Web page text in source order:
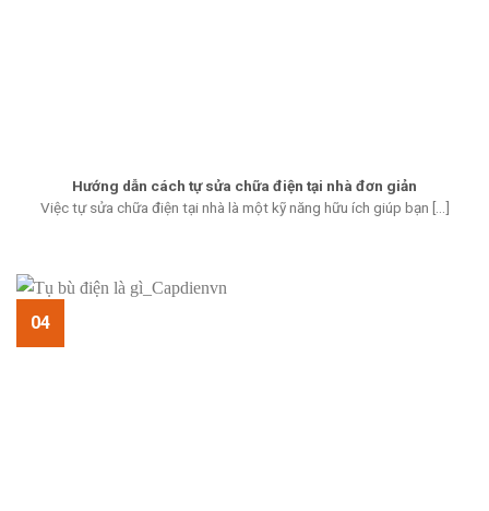
Hướng dẫn cách tự sửa chữa điện tại nhà đơn giản
Việc tự sửa chữa điện tại nhà là một kỹ năng hữu ích giúp bạn [...]
04